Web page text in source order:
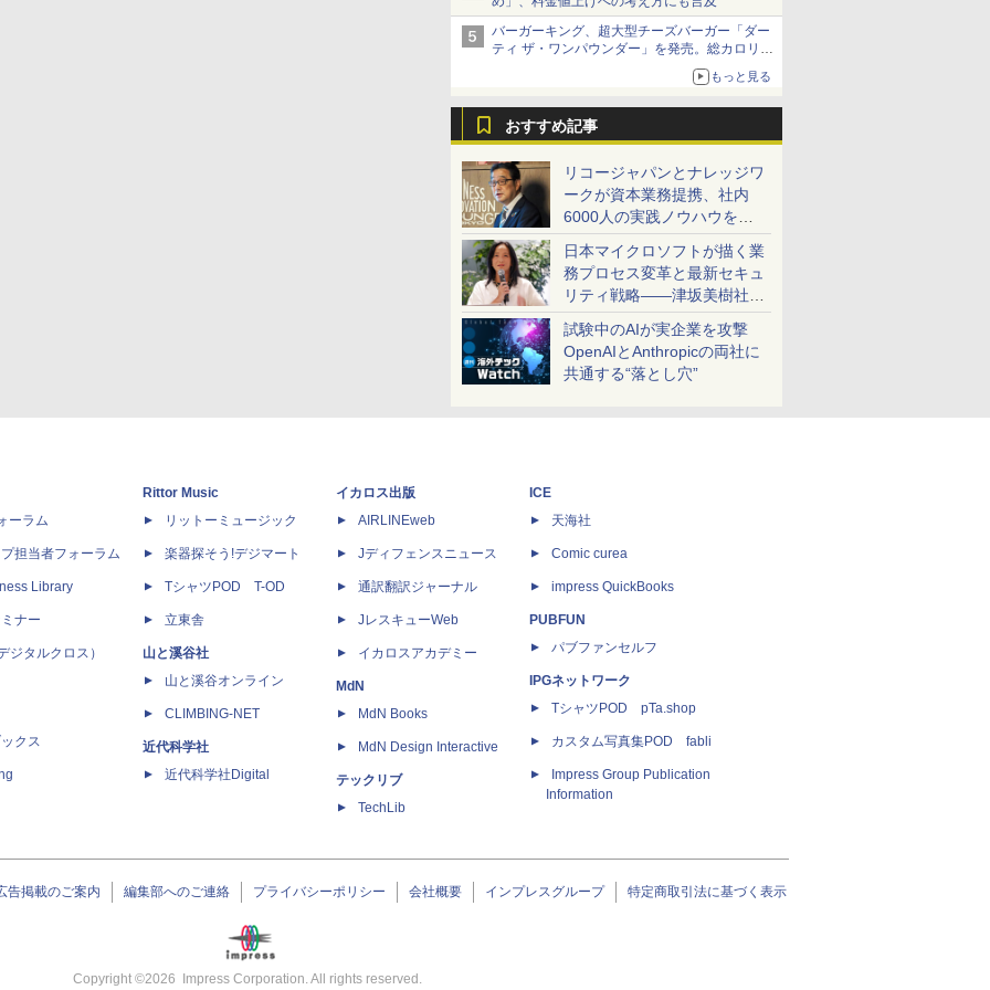
バーガーキング、超大型チーズバーガー「ダー
ティ ザ・ワンパウンダー」を発売。総カロリー
もっと見る
おすすめ記事
リコージャパンとナレッジワ
ークが資本業務提携、社内
6000人の実践ノウハウを生
かした「AI商談記録 for
RICOH」を展開へ
日本マイクロソフトが描く業
務プロセス変革と最新セキュ
リティ戦略――津坂美樹社長
が2027年度戦略を説明
試験中のAIが実企業を攻撃
OpenAIとAnthropicの両社に
共通する“落とし穴”
ーラム
担当者フォーラム
Library
ナー
ジタルクロス）
クス
Rittor Music
リットーミュージック
楽器探そう!デジマート
TシャツPOD T-OD
立東舎
山と溪谷社
山と溪谷オンライン
CLIMBING-NET
近代科学社
近代科学社Digital
イカロス出版
AIRLINEweb
Jディフェンスニュース
通訳翻訳ジャーナル
JレスキューWeb
イカロスアカデミー
MdN
MdN Books
MdN Design Interactive
テックリブ
TechLib
ICE
天海社
Comic curea
impress QuickBooks
PUBFUN
パブファンセルフ
IPGネットワーク
TシャツPOD pTa.shop
カスタム写真集POD fabli
Impress Group Publication
Information
告掲載のご案内 編集部へのご連絡 プライバシーポリシー 会社概要 インプレスグループ 特定商取引法に基づく表示
Copyright ©2026 Impress Corporation. All rights reserved.